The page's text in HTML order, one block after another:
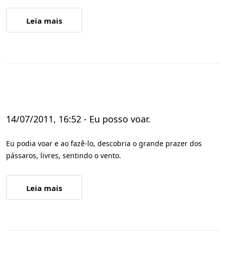
Leia mais
14/07/2011, 16:52 - Eu posso voar.
Eu podia voar e ao fazê-lo, descobria o grande prazer dos
pássaros, livres, sentindo o vento.
Leia mais